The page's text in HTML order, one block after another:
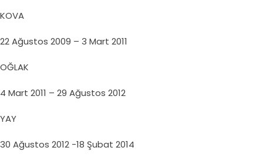
KOVA
22 Ağustos 2009 – 3 Mart 2011
OĞLAK
4 Mart 2011 – 29 Ağustos 2012
YAY
30 Ağustos 2012 -18 Şubat 2014